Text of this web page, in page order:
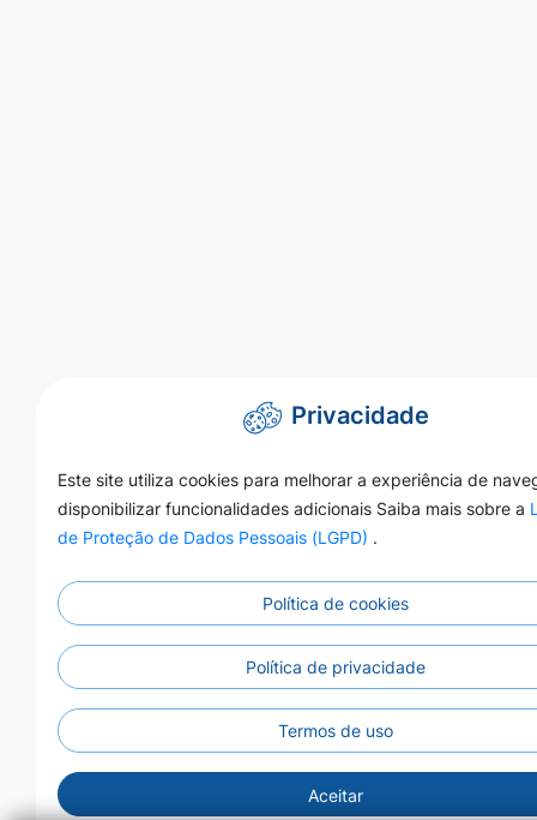
Privacidade
Este site utiliza cookies para melhorar a experiência de
disponibilizar funcionalidades adicionais Saiba mais sobre a
de Proteção de Dados Pessoais (LGPD) .
Política de cookies
Política de privacidade
Termos de uso
Aceitar